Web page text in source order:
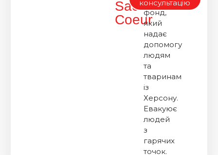
Sacre
Coeurфонд,
який
надає
допомогу
людям
та
тваринам
із
Херсону.
Евакуює
людей
з
гарячих
точок.
консультацію